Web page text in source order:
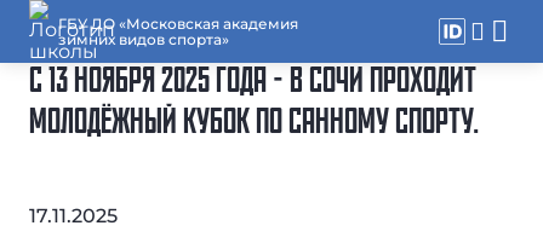
ГБУ ДО «Московская академия
зимних видов спорта»
С 13 НОЯБРЯ 2025 ГОДА - В СОЧИ ПРОХОДИТ
МОЛОДЁЖНЫЙ КУБОК ПО САННОМУ СПОРТУ.
17.11.2025